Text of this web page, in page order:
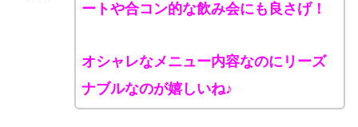
ートや合コン的な飲み会にも良さげ！
オシャレなメニュー内容なのにリーズ
ナブルなのが嬉しいね♪